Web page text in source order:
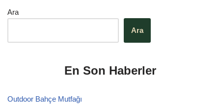
Ara
Ara
En Son Haberler
Outdoor Bahçe Mutfağı